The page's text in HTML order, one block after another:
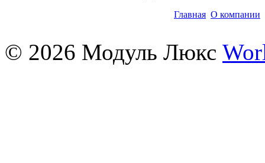
Главная О компании
© 2026 Модуль Люкс